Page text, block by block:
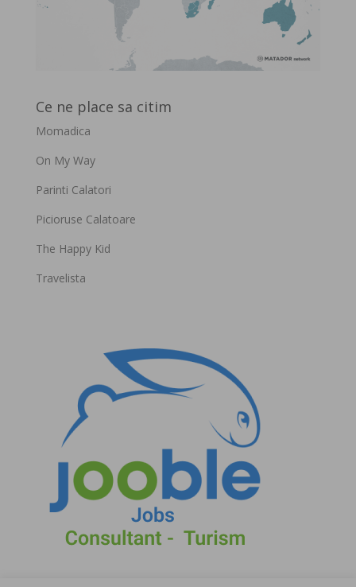
Ce ne place sa citim
Momadica
On My Way
Parinti Calatori
Picioruse Calatoare
The Happy Kid
Travelista